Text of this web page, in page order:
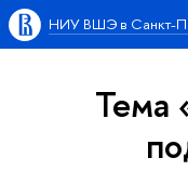
НИУ ВШЭ в Санкт-
Тема